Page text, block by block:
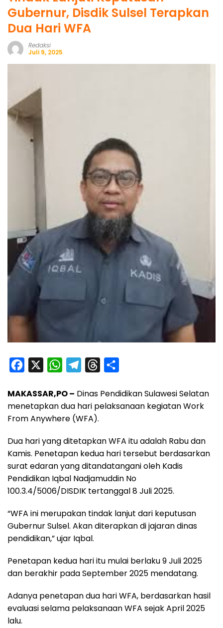
Gubernur, Disdik Sulsel Terapkan
Dua Hari WFA
Redaksi
Juli 9, 2025
c
e
b
o
o
k
W
a
t
s
A
p
p
l
e
g
r
a
m
r
e
d
s
a
r
MAKASSAR,PO – Dinas Pendidikan Sulawesi Selatan
menetapkan dua hari pelaksanaan kegiatan Work
From Anywhere (WFA).
Dua hari yang ditetapkan WFA itu adalah Rabu dan
Kamis. Penetapan kedua hari tersebut berdasarkan
surat edaran yang ditandatangani oleh Kadis
Pendidikan Iqbal Nadjamuddin No
100.3.4/5006/DISDIK tertanggal 8 Juli 2025.
“WFA ini merupakan tindak lanjut dari keputusan
Gubernur Sulsel. Akan diterapkan di jajaran dinas
pendidikan,” ujar Iqbal.
Penetapan kedua hari itu mulai berlaku 9 Juli 2025
dan berakhir pada September 2025 mendatang.
Adanya penetapan dua hari WFA, berdasarkan hasil
evaluasi selama pelaksanaan WFA sejak April 2025
lalu.